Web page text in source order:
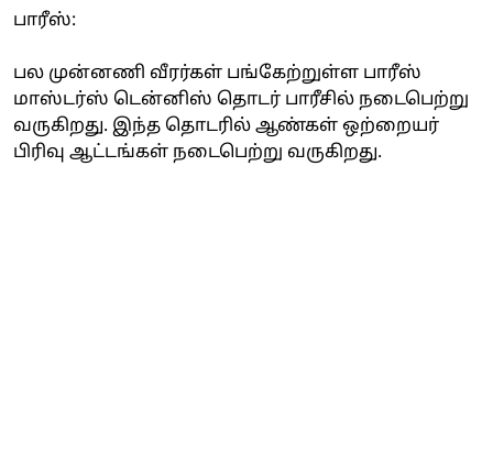
பாரீஸ்:
பல முன்னணி வீரர்கள் பங்கேற்றுள்ள பாரீஸ்
மாஸ்டர்ஸ் டென்னிஸ் தொடர் பாரீசில் நடைபெற்று
வருகிறது. இந்த தொடரில் ஆண்கள் ஒற்றையர்
பிரிவு ஆட்டங்கள் நடைபெற்று வருகிறது.